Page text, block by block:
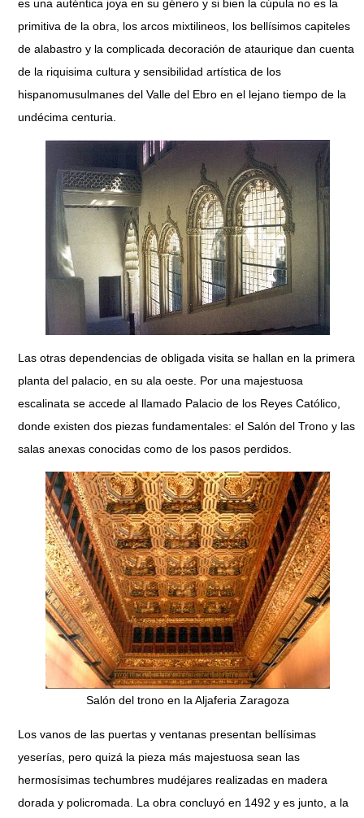
es una auténtica joya en su género y si bien la cúpula no es la
primitiva de la obra, los arcos mixtilineos, los bellísimos capiteles
de alabastro y la complicada decoración de ataurique dan cuenta
de la riquisima cultura y sensibilidad artística de los
hispanomusulmanes del Valle del Ebro en el lejano tiempo de la
undécima centuria.
Las otras dependencias de obligada visita se hallan en la primera
planta del palacio, en su ala oeste. Por una majestuosa
escalinata se accede al llamado Palacio de los Reyes Católico,
donde existen dos piezas fundamentales: el Salón del Trono y las
salas anexas conocidas como de los pasos perdidos.
Salón del trono en la Aljaferia Zaragoza
Los vanos de las puertas y ventanas presentan bellísimas
yeserías, pero quizá la pieza más majestuosa sean las
hermosísimas techumbres mudéjares realizadas en madera
dorada y policromada. La obra concluyó en 1492 y es junto, a la